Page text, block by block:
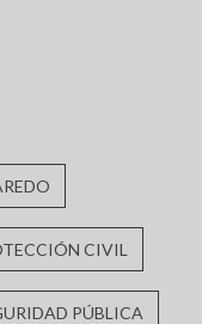
CIVIL
PÚBLICA